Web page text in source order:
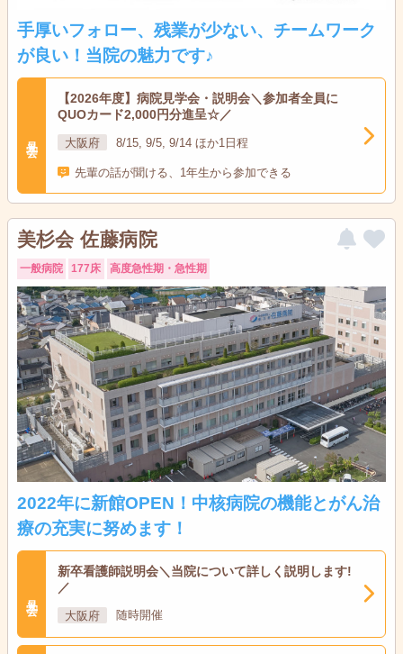
手厚いフォロー、残業が少ない、チームワーク
が良い！当院の魅力です♪
【2026年度】病院見学会・説明会＼参加者全員に
QUOカード2,000円分進呈☆／
大阪府 8/15, 9/5, 9/14 ほか1日程
先輩の話が聞ける、1年生から参加できる
美杉会 佐藤病院
一般病院 177床 高度急性期・急性期
2022年に新館OPEN！中核病院の機能とがん治
療の充実に努めます！
新卒看護師説明会＼当院について詳しく説明します!
／
大阪府 随時開催